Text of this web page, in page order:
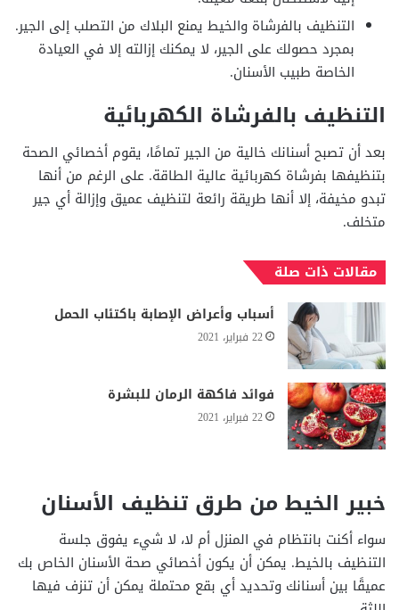
التنظيف بالفرشاة والخيط يمنع البلاك من التصلب إلى الجير.
بمجرد حصولك على الجير، لا يمكنك إزالته إلا في العيادة
الخاصة طبيب الأسنان.
التنظيف بالفرشاة الكهربائية
بعد أن تصبح أسنانك خالية من الجير تمامًا، يقوم أخصائي الصحة
بتنظيفها بفرشاة كهربائية عالية الطاقة. على الرغم من أنها
تبدو مخيفة، إلا أنها طريقة رائعة لتنظيف عميق وإزالة أي جير
متخلف.
مقالات ذات صلة
أسباب وأعراض الإصابة باكتئاب الحمل
22 فبراير، 2021
فوائد فاكهة الرمان للبشرة
22 فبراير، 2021
خبير الخيط من طرق تنظيف الأسنان
سواء أكنت بانتظام في المنزل أم لا، لا شيء يفوق جلسة
التنظيف بالخيط. يمكن أن يكون أخصائي صحة الأسنان الخاص بك
عميقًا بين أسنانك وتحديد أي بقع محتملة يمكن أن تنزف فيها